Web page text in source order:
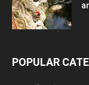
POPULAR